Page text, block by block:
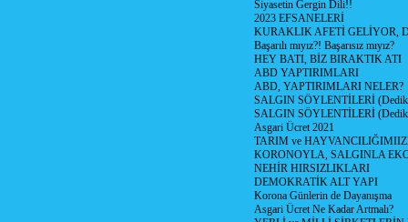
Siyasetin Gergin Dili!!
2023 EFSANELERİ
KURAKLIK AFETİ GELİYOR,
Başarılı mıyız?! Başarısız mıyız?
HEY BATI, BİZ BIRAKTIK ATI
ABD YAPTIRIMLARI
ABD, YAPTIRIMLARI NELER?
SALGIN SÖYLENTİLERİ
SALGIN SÖYLENTİLERİ
Asgari Ücret 2021
TARIM ve
KORONOYLA, SALGINLA
NEHİR HIRSIZLIKLARI
DEMOKRATİK ALT YAPI
Korona Günlerin de Dayanışma
Asgari Ücret Ne Kadar Artmalı?